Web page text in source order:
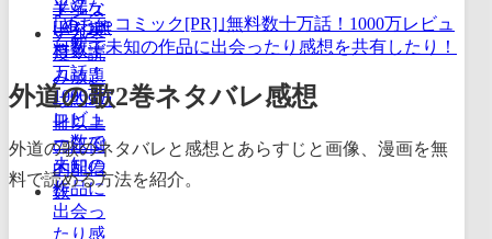
｢めちゃコミック[PR]｣無料数十万話！1000万レビュ
ー数で未知の作品に出会ったり感想を共有したり！
外道の歌2巻ネタバレ感想
外道の歌のネタバレと感想とあらすじと画像、漫画を無
料で読める方法を紹介。